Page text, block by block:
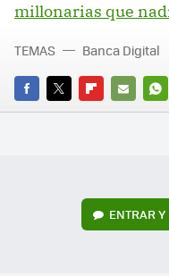
millonarias que
FACEBOOK
TWITTERFLIPBOARD
E-
TEMAS Banca Digital
ENTRAR